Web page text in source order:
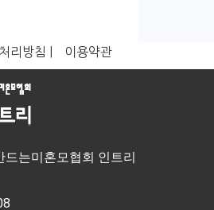
리방침 | 이용약관
는미혼모협회 인트리